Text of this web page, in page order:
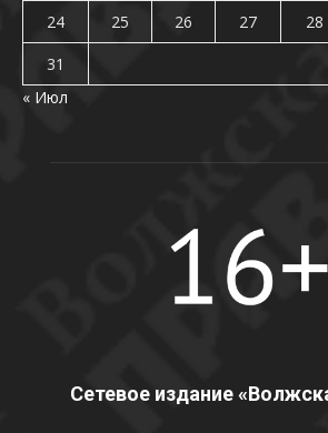
24
25 26 27 28
31
« Июл
Сетевое издание